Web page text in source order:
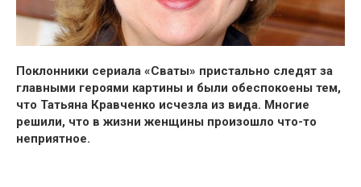
Поклонники сериала «Сваты» пристально следят за
главными героями картины и были обеспокоены тем,
что Татьяна Кравченко исчезла из вида. Многие
решили, что в жизни женщины произошло что-то
неприятное.